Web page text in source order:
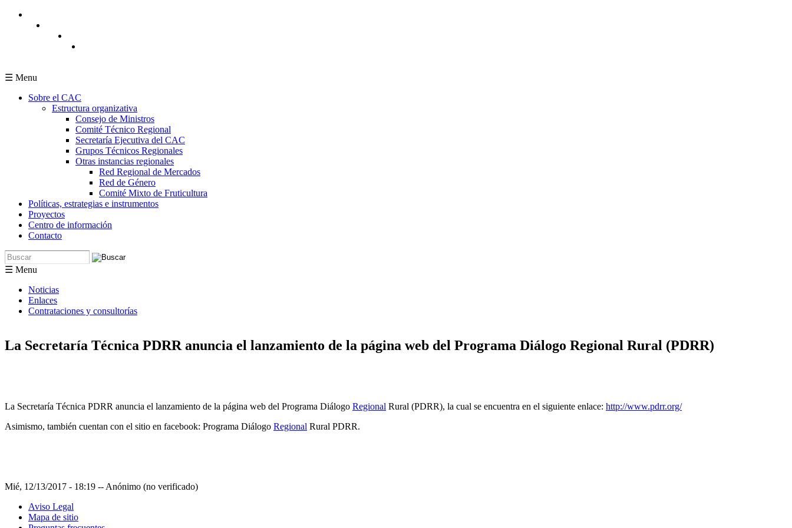
Pasar al contenido principal
☰ Menu
Sobre el CAC
Estructura organizativa
Consejo de Ministros
Comité Técnico Regional
Secretaría Ejecutiva del CAC
Grupos Técnicos Regionales
Otras instancias regionales
Red Regional de Mercados
Red de Género
Comité Mixto de Fruticultura
Políticas, estrategias e instrumentos
Proyectos
Centro de información
Contacto
Formulario de búsqueda
Buscar
☰ Menu
Noticias
Enlaces
Contrataciones y consultorías
La Secretaría Técnica PDRR anuncia el lanzamiento de la página web del Programa Diálogo Regional Rural (PDRR)
La Secretaría Técnica PDRR anuncia el lanzamiento de la página web del Programa Diálogo Regional Rural (PDRR), la cual se encuentra en el siguiente enlace: http://www.pdrr.org/
Asimismo, también cuentan con el sitio en facebook: Programa Diálogo Regional Rural PDRR.
Mié, 12/13/2017 - 18:19 -- Anónimo (no verificado)
Aviso Legal
Mapa de sitio